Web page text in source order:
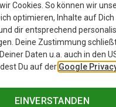
Cookies. So können wir
optimieren, Inhalte auf Dich
dir entsprechend
Deine Zustimmung
Daten u.a. auch in den
Du auf der Google
EINVERSTANDEN